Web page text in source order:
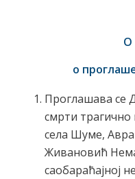
О
о
Проглашава се
смрти трагично
села Шуме,
Живановић
саобараћајној